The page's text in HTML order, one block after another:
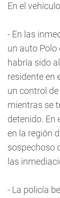
En el
- En las
un auto Polo
habría sido
residente en
un control
mientras se
detenido. En
en la región
sospechoso
las
- La policía